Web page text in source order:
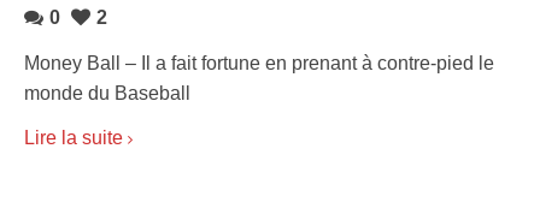
0
2
Money Ball – Il a fait fortune en prenant à contre-pied le
monde du Baseball
Lire la suite